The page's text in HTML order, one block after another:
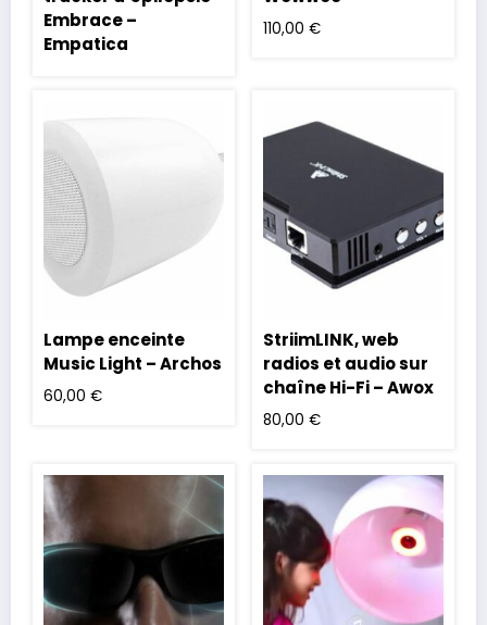
Embrace –
Empatica
110,00 €
Lampe enceinte
Music Light – Archos
60,00 €
StriimLINK, web
radios et audio sur
chaîne Hi-Fi – Awox
80,00 €